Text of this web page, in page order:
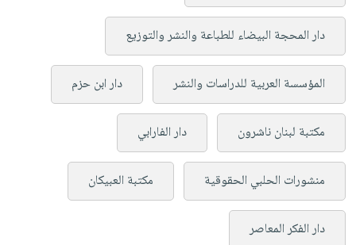
دار المحجة البيضاء للطباعة والنشر والتوزيع
المؤسسة العربية للدراسات والنشر دار ابن حزم
مكتبة لبنان ناشرون دار الفارابي
منشورات الحلبي الحقوقية مكتبة العبيكان
دار الفكر المعاصر